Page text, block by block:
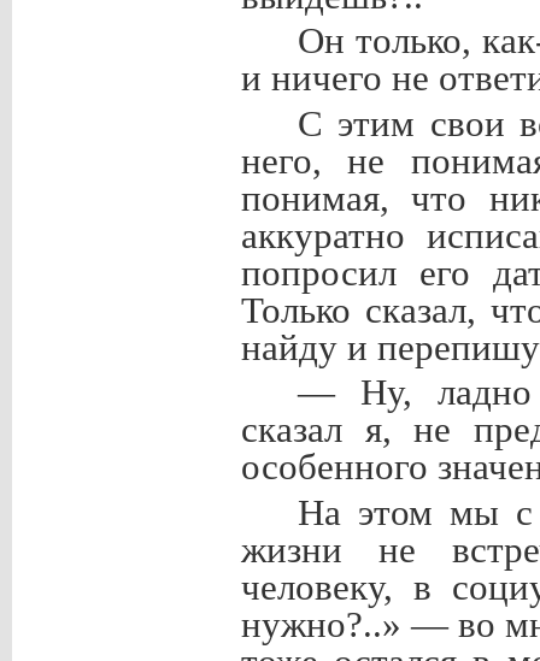
Он только,
и ничего не
С этим свои
него, не
понимая, что
аккуратно
попросил его
Только сказал,
найду и перепишу
— Ну, ладно
сказал я, не
особенного
На этом мы с
жизни не
человеку, в
нужно?..» — во